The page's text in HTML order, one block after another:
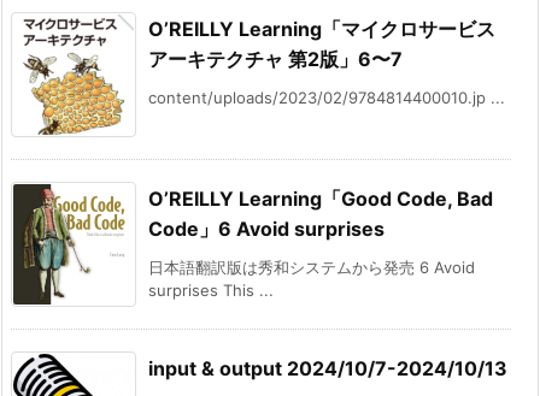
O’REILLY Learning「マイクロサービス
アーキテクチャ 第2版」6〜7
content/uploads/2023/02/9784814400010.jp ...
O’REILLY Learning「Good Code, Bad
Code」6 Avoid surprises
日本語翻訳版は秀和システムから発売 6 Avoid
surprises This ...
input & output 2024/10/7-2024/10/13